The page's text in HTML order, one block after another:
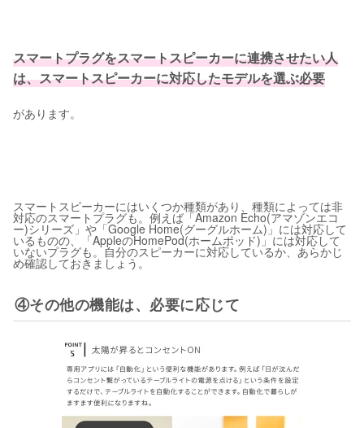
スマートプラグをスマートスピーカーに連携させたい人
は、スマートスピーカーに対応したモデルを選ぶ必要
があります。
スマートスピーカーにはいくつか種類があり、種類によっては非
対応のスマートプラグも。例えば「Amazon Echo(アマゾンエコ
ー)シリーズ」や「Google Home(グーグルホーム)」には対応して
いるものの、「AppleのHomePod(ホームポッド)」には対応して
いないプラグも。自分のスピーカーに対応しているか、あらかじ
め確認しておきましょう。
④その他の機能は、必要に応じて